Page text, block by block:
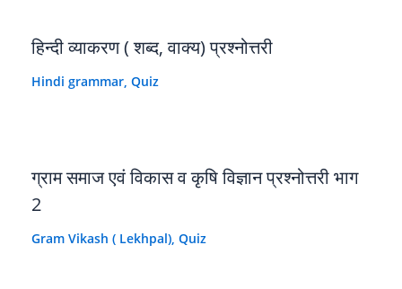
हिन्दी व्याकरण ( शब्द, वाक्य) प्रश्नोत्तरी
Hindi grammar, Quiz
ग्राम समाज एवं विकास व कृषि विज्ञान प्रश्नोत्तरी भाग
2
Gram Vikash ( Lekhpal), Quiz